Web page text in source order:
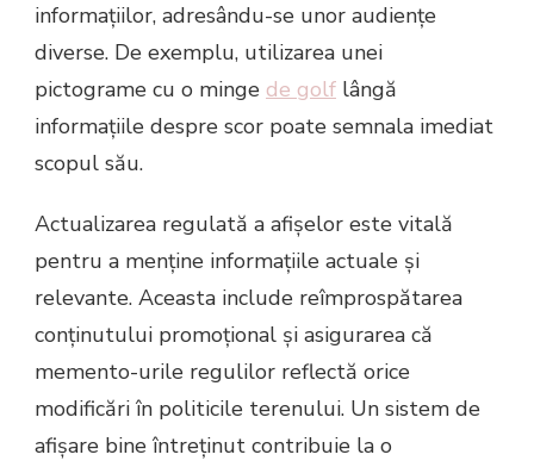
informațiilor, adresându-se unor audiențe
diverse. De exemplu, utilizarea unei
pictograme cu o minge de golf lângă
informațiile despre scor poate semnala imediat
scopul său.
Actualizarea regulată a afișelor este vitală
pentru a menține informațiile actuale și
relevante. Aceasta include reîmprospătarea
conținutului promoțional și asigurarea că
memento-urile regulilor reflectă orice
modificări în politicile terenului. Un sistem de
afișare bine întreținut contribuie la o